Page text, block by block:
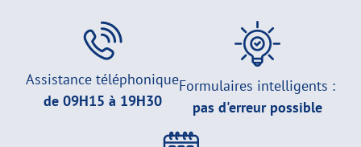
Assistance téléphonique
de 09H15 à 19H30
Formulaires intelligents :
pas d'erreur possible